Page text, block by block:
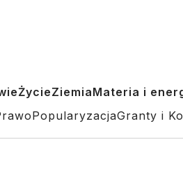
ŻycieZiemiaMateria i
PopularyzacjaGranty i